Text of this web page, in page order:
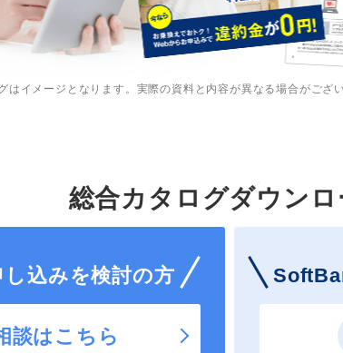
はイメージとなります。実際の資料と内容が異なる場合がござ
総合カタログダウンロ
込みを検討の方
談はこちら